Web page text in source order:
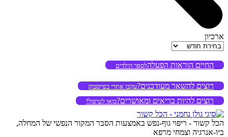
ארכיון
ארכיון
החיים הוראות הפעלהלספר הילדים
רוצים להשאר מעודכנים?עקבו אחרי בפייסבוק
רוצים להיות בריאים ומאושרים?בואו לטיפול!
הכל קשור - ריפוי גוף-נפש באמצעות הסבר המקור הנפשי של המחלה,
ביו-אנרגיה וצמחי מרפא